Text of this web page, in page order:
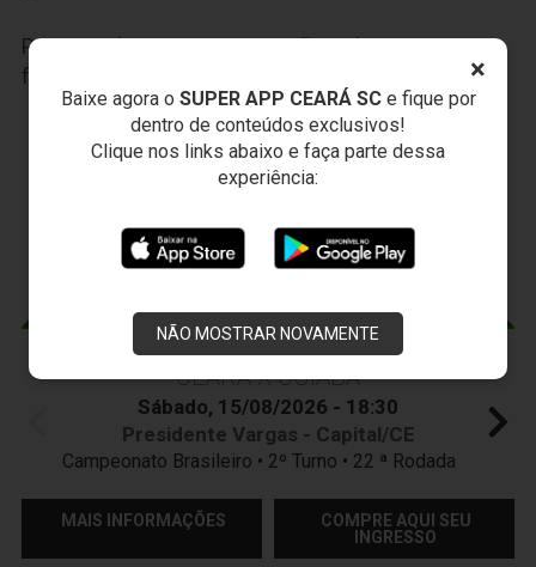
×
Baixe agora o SUPER APP CEARÁ SCe fique por
dentro de conteúdos exclusivos!
Clique nos links abaixo e faça parte dessa
experiência:
NÃO MOSTRAR NOVAMENTE
Participe das nossas promoções, cliqueAQUIe
faça seu cadastro.
JOGOS DOVOZÃO
CEARÁ X CUIABÁ
Sábado, 15/08/2026 - 18:30
Presidente Vargas - Capital/CE
Campeonato Brasileiro • 2º Turno • 22 ª Rodada
MAIS INFORMAÇÕES
COMPRE AQUI SEU
INGRESSO